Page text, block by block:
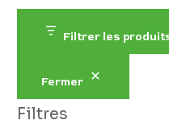
Filtrer les
Fermer
Filtres